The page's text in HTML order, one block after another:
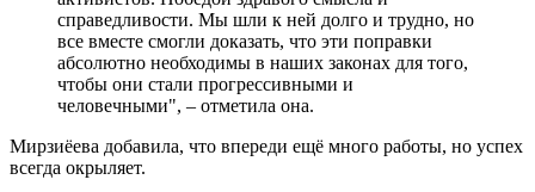
справедливости. Мы шли к ней долго и трудно, но
все вместе смогли доказать, что эти поправки
абсолютно необходимы в наших законах для того,
чтобы они стали прогрессивными и
человечными", – отметила она.
Мирзиёева добавила, что впереди ещё много работы, но успех
всегда окрыляет.